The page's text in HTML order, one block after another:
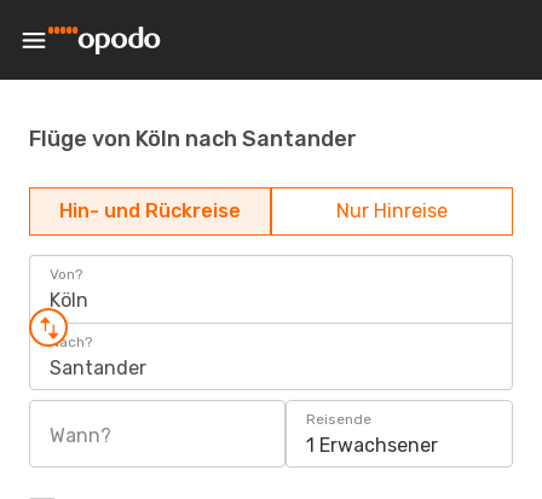
Flüge von Köln nach Santander
Hin- und Rückreise Nur Hinreise
Von?
Köln
Nach?
Santander
Wann?
Reisende
1 Erwachsener